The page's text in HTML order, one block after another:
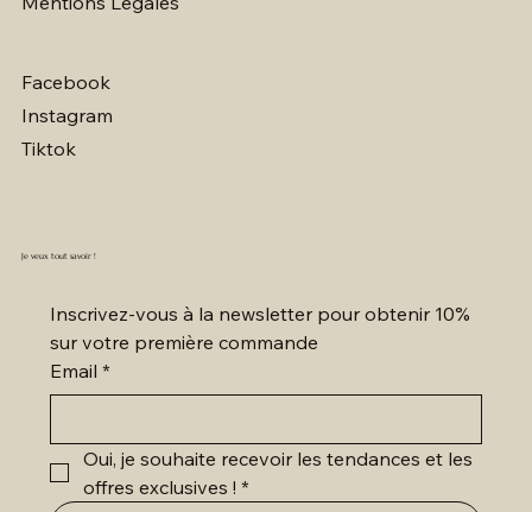
Facebook
Instagram
Tiktok
Je veux tout savoir !
Inscrivez-vous à la newsletter pour obtenir 10%
sur votre première commande
Email *
Oui, je souhaite recevoir les tendances et les
offres exclusives ! *